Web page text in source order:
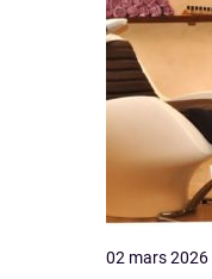
02 mars 2026